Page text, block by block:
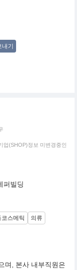
내기
업(SHOP)정보 미변경중인
퍼빌딩
코스메틱
의류
며, 본사 내부직원은